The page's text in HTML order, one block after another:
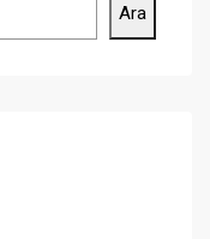
Ara